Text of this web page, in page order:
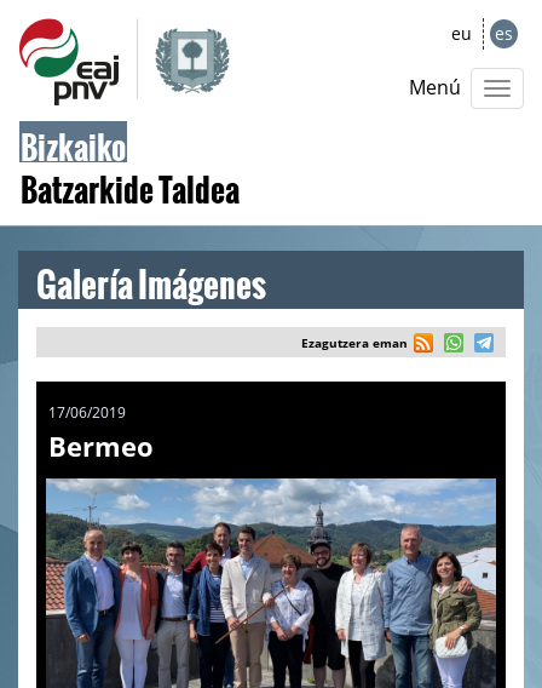
Bizkaiko
Batzarkide Taldea
eu es
Menú
Galería Imágenes
Ezagutzera eman
17/06/2019
Bermeo